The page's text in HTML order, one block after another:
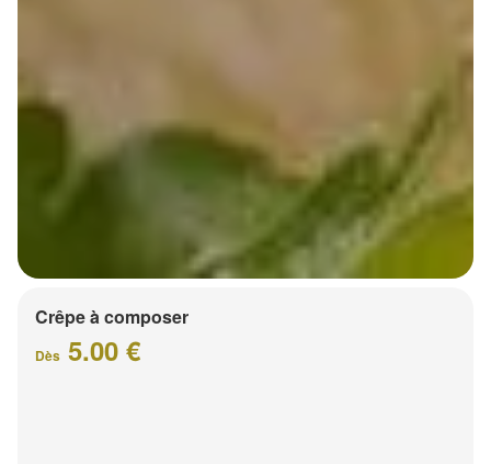
Crêpe à composer
Dès 5.00 €